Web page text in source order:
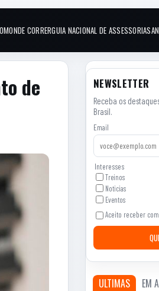
ONDE CORRERGUIA NACIONAL DE ASSESSORIAS
de NEWSLETTER
Receba os
Brasil.
Email
Interesses
Treinos
Noticias
Eventos
Aceito receber
ULTIMAS EM